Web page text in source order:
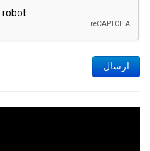
ارسال